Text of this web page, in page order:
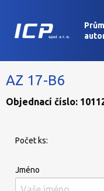
AZ 17-B6
Objednací číslo:
Počet ks:
Jméno